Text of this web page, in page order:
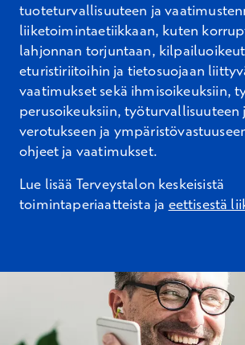
tuoteturvallisuuteen ja
liiketoimintaetiikkaan, kuten
lahjonnan torjuntaan,
eturistiriitoihin ja tietosuojaan
vaatimukset sekä ihmisoikeuksiin,
perusoikeuksiin, työturvallisuuteen
verotukseen ja
ohjeet ja vaatimukset.
Lue lisää Terveystalon keskeisistä
toimintaperiaatteista ja eettisestä